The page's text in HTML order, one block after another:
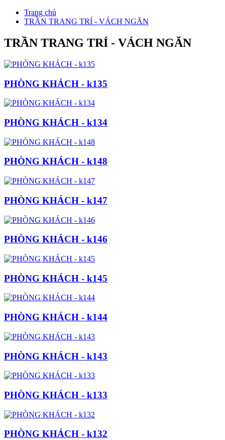
Trang chủ
TRẦN TRANG TRÍ - VÁCH NGĂN
TRẦN TRANG TRÍ - VÁCH NGĂN
PHÒNG KHÁCH - k135
PHÒNG KHÁCH - k134
PHÒNG KHÁCH - k148
PHÒNG KHÁCH - k147
PHÒNG KHÁCH - k146
PHÒNG KHÁCH - k145
PHÒNG KHÁCH - k144
PHÒNG KHÁCH - k143
PHÒNG KHÁCH - k133
PHÒNG KHÁCH - k132